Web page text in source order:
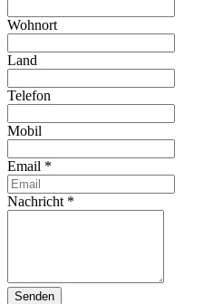
Wohnort
Land
Telefon
Mobil
Email *
Nachricht *
Senden